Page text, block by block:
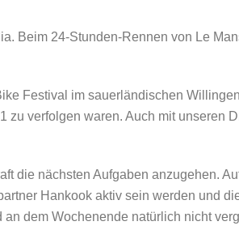
Beim 24-Stunden-Rennen von Le
Festival im sauerländischen
zu verfolgen waren. Auch mit unseren
die nächsten Aufgaben anzugehen.
Hankook aktiv sein werden und
dem Wochenende natürlich nicht